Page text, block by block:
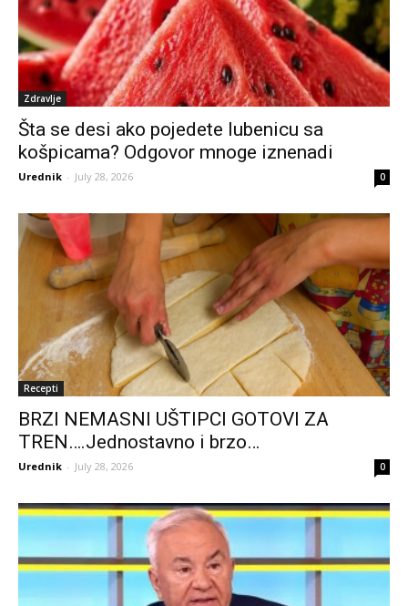
Zdravlje
Šta se desi ako pojedete lubenicu sa
košpicama? Odgovor mnoge iznenadi
Urednik - July 28, 2026 0
Recepti
BRZI NEMASNI UŠTIPCI GOTOVI ZA
TREN….Jednostavno i brzo…
Urednik - July 28, 2026 0